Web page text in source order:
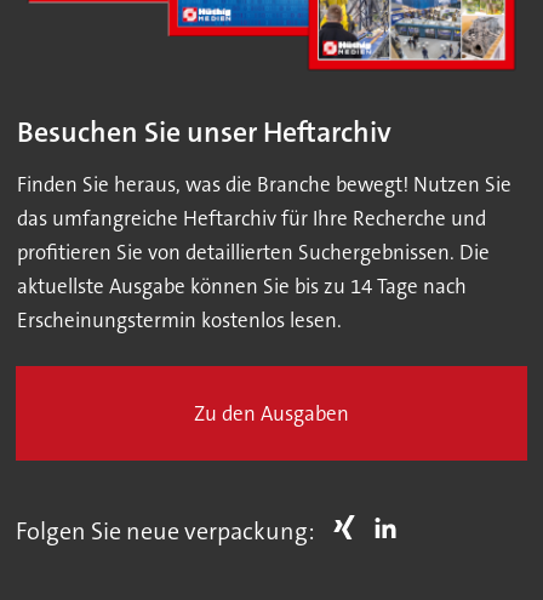
Besuchen Sie unser Heftarchiv
Finden Sie heraus, was die Branche bewegt! Nutzen Sie
das umfangreiche Heftarchiv für Ihre Recherche und
profitieren Sie von detaillierten Suchergebnissen. Die
aktuellste Ausgabe können Sie bis zu 14 Tage nach
Erscheinungstermin kostenlos lesen.
Zu den Ausgaben
Folgen Sie neue verpackung: